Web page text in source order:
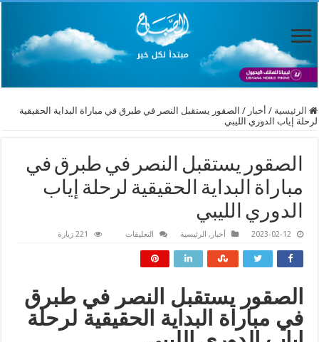
الرئيسية / أخبار / الصقور يستقبل النصر في طبرق في مباراة البداية الحقيقية
لرحلة إياب الدوري الليبي
الصقور يستقبل النصر في طبرق في
مباراة البداية الحقيقية لرحلة إياب
الدوري الليبي
2023-02-12 أخبار , الرئيسية التعليقات
مباراة
البداية
الحقيقية
لرحلة
221 زيارة
الصقور يستقبل النصر في طبرق
في مباراة البداية الحقيقية لرحلة